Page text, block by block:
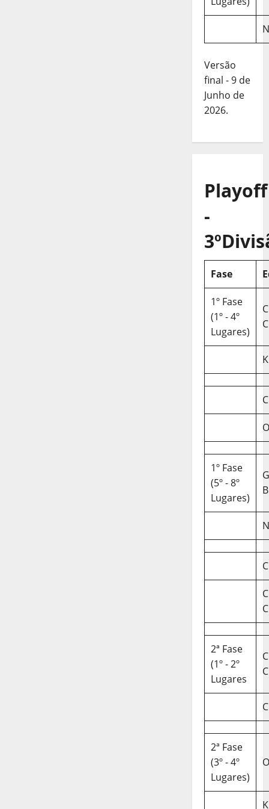
Versão
final - 9 de
Junho de
2026.
Playoff
-
Fase
1º Fase
(1º - 4º
Lugares)
C
1º Fase
(5º - 8º
Lugares)
B
C
2ª Fase
(1º - 2º
Lugares
C
2ª Fase
(3º - 4º
Lugares)